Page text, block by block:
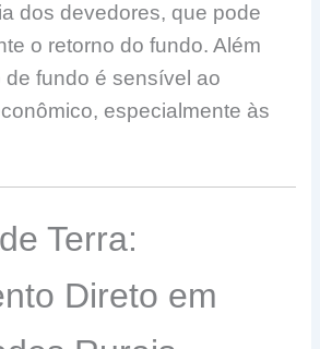
dos devedores, que pode
o retorno do fundo. Além
de fundo é sensível ao
especialmente às
Terra:
Direto em